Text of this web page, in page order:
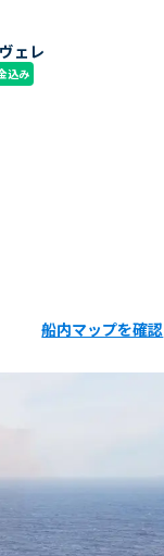
ェレ
込み
船内マップを確認